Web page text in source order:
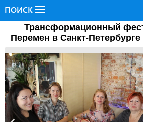
ПОИСК
Транcформационный
Перемен в Санкт-Петербурге